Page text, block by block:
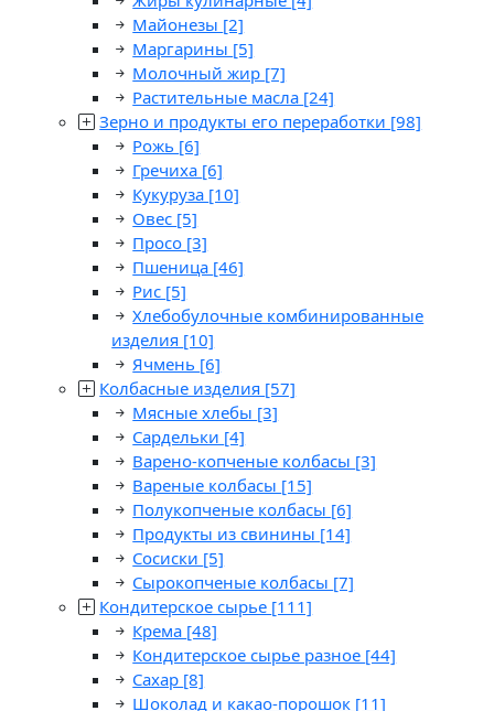
Майонезы [2]
Маргарины [5]
Молочный жир [7]
Растительные масла [24]
Зерно и продукты его переработки [98]
Рожь [6]
Гречиха [6]
Кукуруза [10]
Овес [5]
Просо [3]
Пшеница [46]
Рис [5]
Хлебобулочные комбинированные
изделия [10]
Ячмень [6]
Колбасные изделия [57]
Мясные хлебы [3]
Сардельки [4]
Варено-копченые колбасы [3]
Вареные колбасы [15]
Полукопченые колбасы [6]
Продукты из свинины [14]
Сосиски [5]
Сырокопченые колбасы [7]
Кондитерское сырье [111]
Крема [48]
Кондитерское сырье разное [44]
Сахар [8]
Шоколад и какао-порошок [11]